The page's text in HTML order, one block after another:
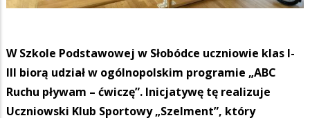
W Szkole Podstawowej w Słobódce uczniowie klas I-
III biorą udział w ogólnopolskim programie „ABC
Ruchu pływam – ćwiczę”. Inicjatywę tę realizuje
Uczniowski Klub Sportowy „Szelment”, który